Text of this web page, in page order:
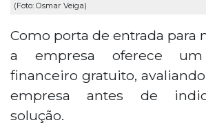
(Foto: Osmar Veiga)
Como porta de entrada para
a empresa oferece um
financeiro gratuito,
empresa antes de
solução.